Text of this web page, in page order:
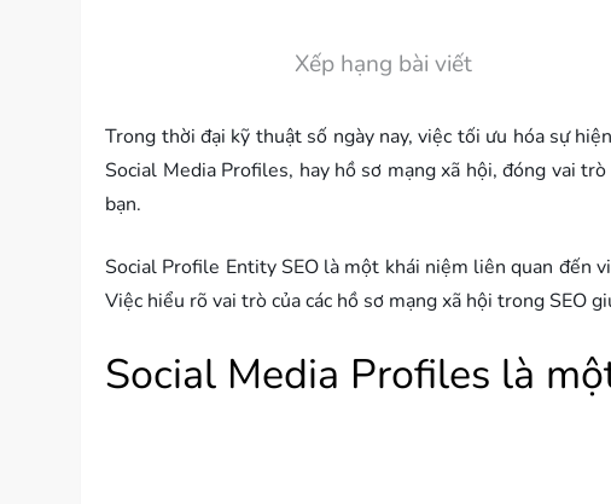
Xếp hạng bài viết
Trong thời đại kỹ thuật số ngày nay, việc tối ưu hóa sự
Social Media Profiles, hay hồ sơ mạng xã hội, đóng vai
bạn.
Social Profile Entity SEO là một khái niệm liên quan đến
Việc hiểu rõ vai trò của các hồ sơ mạng xã hội trong SEO
Social Media Profiles là